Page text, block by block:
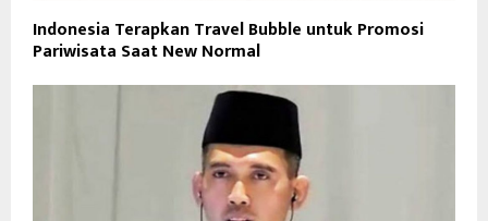
Indonesia Terapkan Travel Bubble untuk Promosi
Pariwisata Saat New Normal